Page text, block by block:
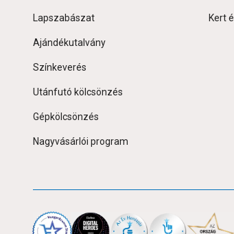
Lapszabászat
Ajándékutalvány
Színkeverés
Utánfutó kölcsönzés
Gépkölcsönzés
Nagyvásárlói program
Kert